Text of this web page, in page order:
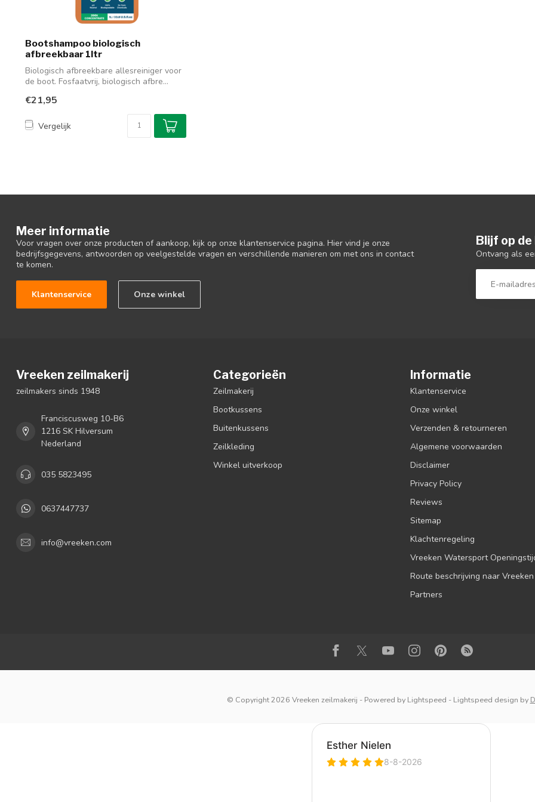
Bootshampoo biologisch
afbreekbaar 1ltr
Biologisch afbreekbare allesreiniger voor
de boot. Fosfaatvrij, biologisch afbre...
€21,95
Vergelijk
Meer informatie
Voor vragen over onze producten of aankoop, kijk op onze klantenservice pagina. Hier vind je onze
bedrijfsgegevens, antwoorden op veelgestelde vragen en verschillende manieren om met ons in contact
te komen.
Klantenservice Onze winkel
Blijf op
Ontvang als
Vreeken zeilmakerij
zeilmakers sinds 1948
Franciscusweg 10-B6
1216 SK Hilversum
Nederland
035 5823495
0637447737
info@vreeken.com
Categorieën
Zeilmakerij
Bootkussens
Buitenkussens
Zeilkleding
Winkel uitverkoop
Informatie
Klantenservice
Onze winkel
Verzenden & retourneren
Algemene voorwaarden
Disclaimer
Privacy Policy
Reviews
Sitemap
Klachtenregeling
Vreeken Watersport
Route beschrijving naar Vreeken
Partners
© Copyright 2026 Vreeken zeilmakerij - Powered by Lightspeed - Lightspeed design by